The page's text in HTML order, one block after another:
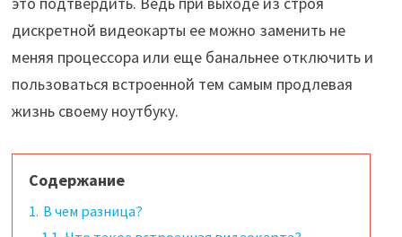
дискретной видеокарты ее можно заменить не
меняя процессора или еще банальнее отключить и
пользоваться встроенной тем самым продлевая
жизнь своему ноутбуку.
Содержание
1. В чем разница?